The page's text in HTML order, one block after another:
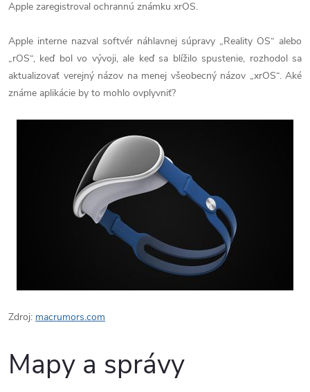
Apple zaregistroval ochrannú známku xrOS.
Apple interne nazval softvér náhlavnej súpravy „Reality OS“ alebo
„rOS“, keď bol vo vývoji, ale keď sa blížilo spustenie, rozhodol sa
aktualizovať verejný názov na menej všeobecný názov „xrOS“. Aké
známe aplikácie by to mohlo ovplyvniť?
Zdroj: macrumors.com
Mapy a správy